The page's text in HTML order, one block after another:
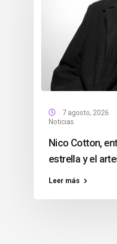
7 agosto, 2026
Noticias
Nico Cotton,
estrella y el
Leer más